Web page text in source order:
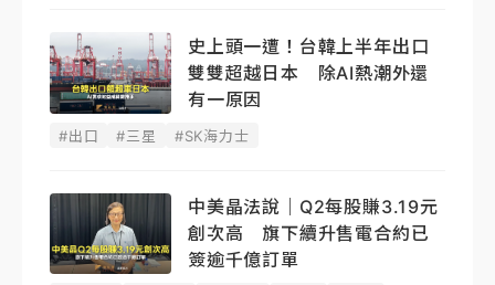
史上頭一遭！台韓上半年出口
雙雙超越日本 除AI熱潮外還
有一原因
#出口 #三星 #SK海力士
中美晶法說｜Q2每股賺3.19元
創次高 旗下續升售電合約已
簽逾千億訂單